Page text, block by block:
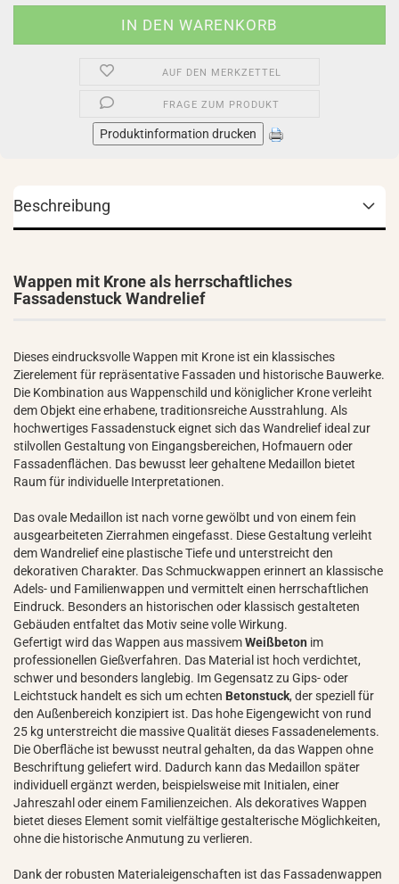
AUF DEN MERKZETTEL
FRAGE ZUM PRODUKT
Produktinformation drucken
Beschreibung
Wappen mit Krone als herrschaftliches
Fassadenstuck Wandrelief
Dieses eindrucksvolle Wappen mit Krone ist ein klassisches
Zierelement für repräsentative Fassaden und historische Bauwerke.
Die Kombination aus Wappenschild und königlicher Krone verleiht
dem Objekt eine erhabene, traditionsreiche Ausstrahlung. Als
hochwertiges Fassadenstuck eignet sich das Wandrelief ideal zur
stilvollen Gestaltung von Eingangsbereichen, Hofmauern oder
Fassadenflächen. Das bewusst leer gehaltene Medaillon bietet
Raum für individuelle Interpretationen.
Das ovale Medaillon ist nach vorne gewölbt und von einem fein
ausgearbeiteten Zierrahmen eingefasst. Diese Gestaltung verleiht
dem Wandrelief eine plastische Tiefe und unterstreicht den
dekorativen Charakter. Das Schmuckwappen erinnert an klassische
Adels- und Familienwappen und vermittelt einen herrschaftlichen
Eindruck. Besonders an historischen oder klassisch gestalteten
Gebäuden entfaltet das Motiv seine volle Wirkung.
Gefertigt wird das Wappen aus massivemWeißbeton im
professionellen Gießverfahren. Das Material ist hoch verdichtet,
schwer und besonders langlebig. Im Gegensatz zu Gips- oder
Leichtstuck handelt es sich um echten Betonstuck, der speziell für
den Außenbereich konzipiert ist. Das hohe Eigengewicht von rund
25 kg unterstreicht die massive Qualität dieses Fassadenelements.
Die Oberfläche ist bewusst neutral gehalten, da das Wappen ohne
Beschriftung geliefert wird. Dadurch kann das Medaillon später
individuell ergänzt werden, beispielsweise mit Initialen, einer
Jahreszahl oder einem Familienzeichen. Als dekoratives Wappen
bietet dieses Element somit vielfältige gestalterische Möglichkeiten,
ohne die historische Anmutung zu verlieren.
Dank der robusten Materialeigenschaften ist das Fassadenwappen